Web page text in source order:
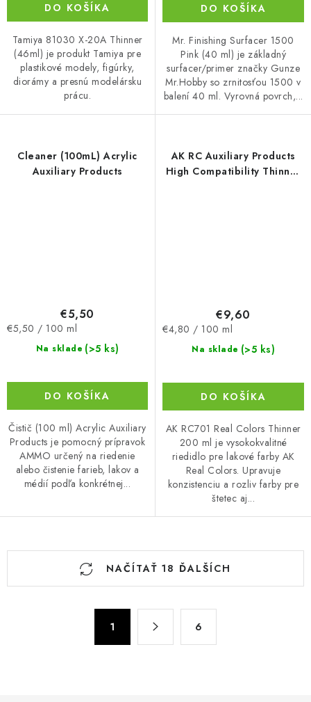
DO KOŠÍKA
Tamiya 81030 X-20A Thinner
(46ml) je produkt Tamiya pre
plastikové modely, figúrky,
diorámy a presnú modelársku
prácu.
DO KOŠÍKA
Mr. Finishing Surfacer 1500
Pink (40 ml) je základný
surfacer/primer značky Gunze
Mr.Hobby so zrnitosťou 1500 v
balení 40 ml. Vyrovná povrch,...
Cleaner (100mL) Acrylic
Auxiliary Products
Na sklade (>5 ks)
€5,50
Jednotková
€5,50 / 100 ml
DO KOŠÍKA
Čistič (100 ml) Acrylic Auxiliary
Products je pomocný prípravok
AMMO určený na riedenie
alebo čistenie farieb, lakov a
médií podľa konkrétnej...
AK RC Auxiliary Products
High Compatibility Thinner
Na sklade (>5 ks)
€9,60
Jednotková
€4,80 / 100 ml
DO KOŠÍKA
AK RC701 Real Colors Thinner
200 ml je vysokokvalitné
riedidlo pre lakové farby AK
Real Colors. Upravuje
konzistenciu a rozliv farby pre
štetec aj...
O
NAČÍTAŤ 18 ĎALŠÍCH
1 6